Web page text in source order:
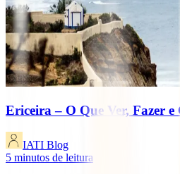
Ericeira – O Que Ver, Fazer e
IATI Blog
5 minutos de leitura